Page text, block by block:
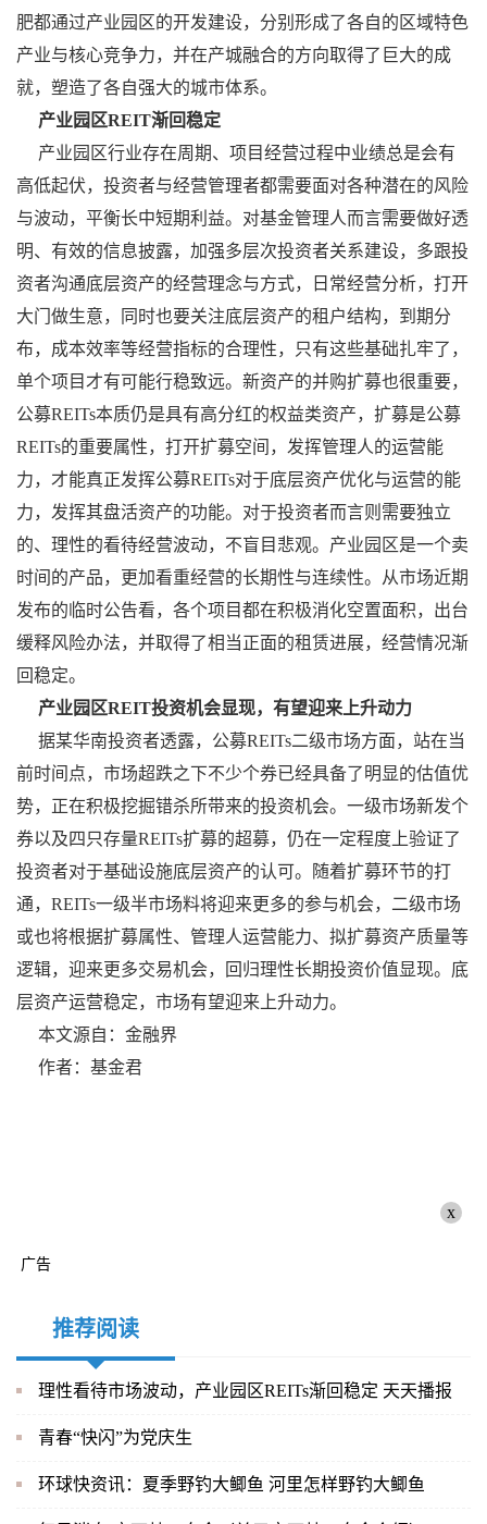
肥都通过产业园区的开发建设，分别形成了各自的区域特色
产业与核心竞争力，并在产城融合的方向取得了巨大的成
就，塑造了各自强大的城市体系。
产业园区REIT渐回稳定
产业园区行业存在周期、项目经营过程中业绩总是会有
高低起伏，投资者与经营管理者都需要面对各种潜在的风险
与波动，平衡长中短期利益。对基金管理人而言需要做好透
明、有效的信息披露，加强多层次投资者关系建设，多跟投
资者沟通底层资产的经营理念与方式，日常经营分析，打开
大门做生意，同时也要关注底层资产的租户结构，到期分
布，成本效率等经营指标的合理性，只有这些基础扎牢了，
单个项目才有可能行稳致远。新资产的并购扩募也很重要，
公募REITs本质仍是具有高分红的权益类资产，扩募是公募
REITs的重要属性，打开扩募空间，发挥管理人的运营能
力，才能真正发挥公募REITs对于底层资产优化与运营的能
力，发挥其盘活资产的功能。对于投资者而言则需要独立
的、理性的看待经营波动，不盲目悲观。产业园区是一个卖
时间的产品，更加看重经营的长期性与连续性。从市场近期
发布的临时公告看，各个项目都在积极消化空置面积，出台
缓释风险办法，并取得了相当正面的租赁进展，经营情况渐
回稳定。
产业园区REIT投资机会显现，有望迎来上升动力
据某华南投资者透露，公募REITs二级市场方面，站在当
前时间点，市场超跌之下不少个券已经具备了明显的估值优
势，正在积极挖掘错杀所带来的投资机会。一级市场新发个
券以及四只存量REITs扩募的超募，仍在一定程度上验证了
投资者对于基础设施底层资产的认可。随着扩募环节的打
通，REITs一级半市场料将迎来更多的参与机会，二级市场
或也将根据扩募属性、管理人运营能力、拟扩募资产质量等
逻辑，迎来更多交易机会，回归理性长期投资价值显现。底
层资产运营稳定，市场有望迎来上升动力。
本文源自：金融界
作者：基金君
x
广告
推荐阅读
理性看待市场波动，产业园区REITs渐回稳定 天天播报
青春“快闪”为党庆生
环球快资讯：夏季野钓大鲫鱼 河里怎样野钓大鲫鱼